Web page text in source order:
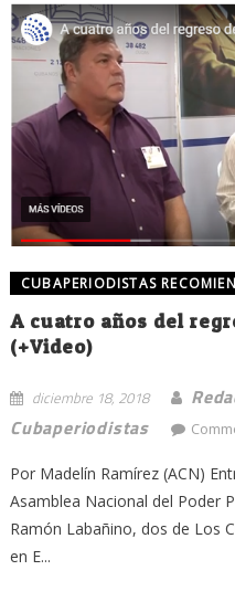
CUBAPERIODISTAS
A cuatro años del
(+Video)
diciembre 18, 2018
Cubaperiodistas
Por Madelín Ramírez (ACN)
Asamblea Nacional del Poder
Ramón Labañino, dos de Los
en E...